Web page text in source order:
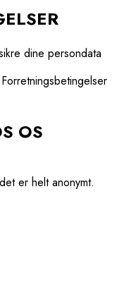
dine persondata
OS
er helt anonymt.